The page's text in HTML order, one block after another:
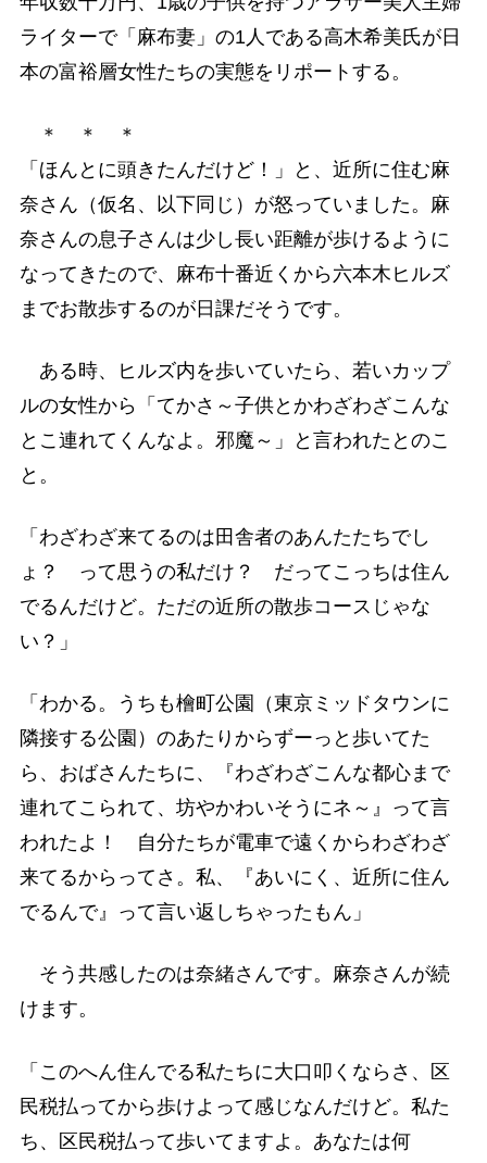
ライターで「麻布妻」の1人である高木希美氏が日
本の富裕層女性たちの実態をリポートする。
＊ ＊ ＊
「ほんとに頭きたんだけど！」と、近所に住む麻
奈さん（仮名、以下同じ）が怒っていました。麻
奈さんの息子さんは少し長い距離が歩けるように
なってきたので、麻布十番近くから六本木ヒルズ
までお散歩するのが日課だそうです。
ある時、ヒルズ内を歩いていたら、若いカップ
ルの女性から「てかさ～子供とかわざわざこんな
とこ連れてくんなよ。邪魔～」と言われたとのこ
と。
「わざわざ来てるのは田舎者のあんたたちでし
ょ？ って思うの私だけ？ だってこっちは住ん
でるんだけど。ただの近所の散歩コースじゃな
い？」
「わかる。うちも檜町公園（東京ミッドタウンに
隣接する公園）のあたりからずーっと歩いてた
ら、おばさんたちに、『わざわざこんな都心まで
連れてこられて、坊やかわいそうにネ～』って言
われたよ！ 自分たちが電車で遠くからわざわざ
来てるからってさ。私、『あいにく、近所に住ん
でるんで』って言い返しちゃったもん」
そう共感したのは奈緒さんです。麻奈さんが続
けます。
「このへん住んでる私たちに大口叩くならさ、区
民税払ってから歩けよって感じなんだけど。私た
ち、区民税払って歩いてますよ。あなたは何